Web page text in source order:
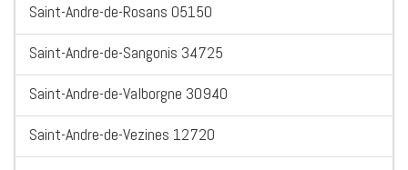
Saint-Andre-de-Rosans 05150
Saint-Andre-de-Sangonis 34725
Saint-Andre-de-Valborgne 30940
Saint-Andre-de-Vezines 12720